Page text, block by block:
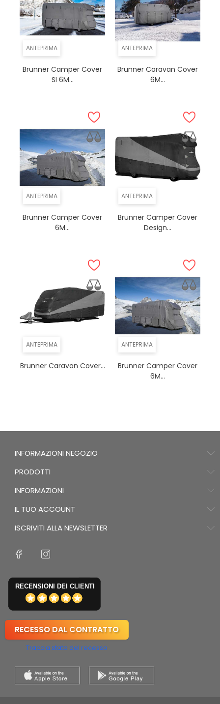
ANTEPRIMA
Brunner Camper Cover
SI 6M...
ANTEPRIMA
Brunner Caravan Cover
6M...
ANTEPRIMA
Brunner Camper Cover
6M...
ANTEPRIMA
Brunner Camper Cover
Design...
ANTEPRIMA
Brunner Caravan Cover...
ANTEPRIMA
Brunner Camper Cover
6M...
INFORMAZIONI NEGOZIO
PRODOTTI
INFORMAZIONI
IL TUO ACCOUNT
ISCRIVITI ALLA NEWSLETTER
RECENSIONI DEI CLIENTI
RECESSO DAL CONTRATTO
Traccia stato del recesso